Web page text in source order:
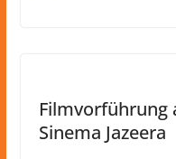
Filmvorführung
Sinema Jazeera